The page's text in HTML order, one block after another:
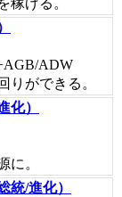
ADW
りができる。
化）
に。
統/進化）